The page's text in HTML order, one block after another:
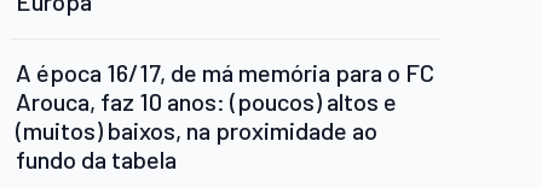
A época 16/17, de má memória para o FC
Arouca, faz 10 anos: (poucos) altos e
(muitos) baixos, na proximidade ao
fundo da tabela